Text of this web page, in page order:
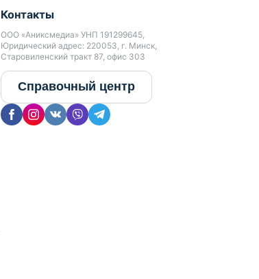
Контакты
ООО «Аниксмедиа» УНП 191299645,
Юридический адрес: 220053, г. Минск,
Старовиленский тракт 87, офис 303
Справочный центр